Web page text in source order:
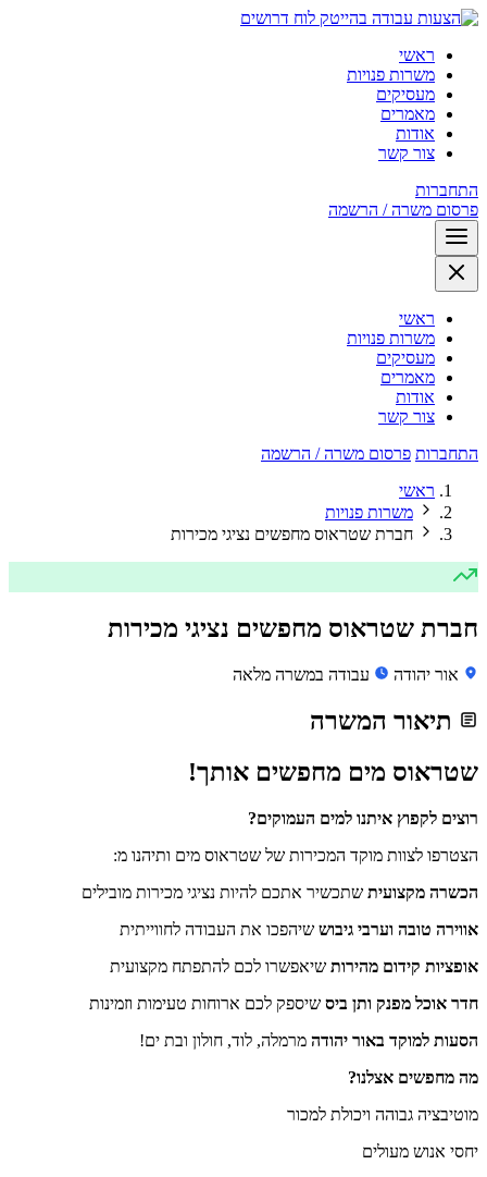
לוח דרושים
ראשי
משרות פנויות
מעסיקים
מאמרים
אודות
צור קשר
התחברות
פרסום משרה / הרשמה
ראשי
משרות פנויות
מעסיקים
מאמרים
אודות
צור קשר
התחברות פרסום משרה / הרשמה
ראשי
משרות פנויות
חברת שטראוס מחפשים נציגי מכירות
חברת שטראוס מחפשים נציגי מכירות
אור יהודה עבודה במשרה מלאה
תיאור המשרה
שטראוס מים מחפשים אותך!
רוצים לקפוץ איתנו למים העמוקים?
הצטרפו לצוות מוקד המכירות של שטראוס מים ותיהנו מ:
הכשרה מקצועית שתכשיר אתכם להיות נציגי מכירות מובילים
אווירה טובה וערבי גיבוש שיהפכו את העבודה לחווייתית
אופציות קידום מהירות שיאפשרו לכם להתפתח מקצועית
חדר אוכל מפנק ותן ביס שיספק לכם ארוחות טעימות וזמינות
הסעות למוקד באור יהודה מרמלה, לוד, חולון ובת ים!
מה מחפשים אצלנו?
מוטיבציה גבוהה ויכולת למכור
יחסי אנוש מעולים